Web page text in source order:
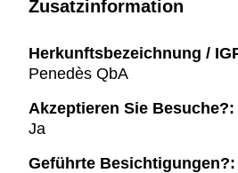
Zusatzinformation
Herkunftsbezeichnung /
Penedès QbA
Akzeptieren Sie Besuche?:
Ja
Geführte Besichtigungen?: